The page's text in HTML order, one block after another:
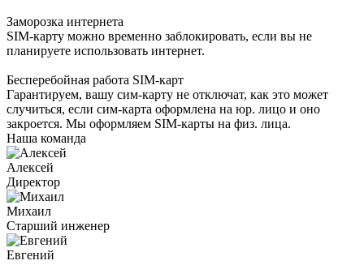
Заморозка интернета
SIM-карту можно временно заблокировать, если вы не
планируете использовать интернет.
Бесперебойная работа SIM-карт
Гарантируем, вашу сим-карту не отключат, как это может
случиться, если сим-карта оформлена на юр. лицо и оно
закроется. Мы оформляем SIM-карты на физ. лица.
Наша команда
Алексей
Директор
Михаил
Старший инженер
Евгений